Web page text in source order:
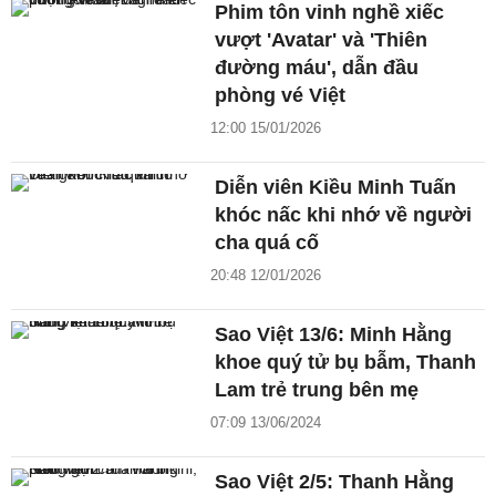
Phim tôn vinh nghề xiếc
vượt 'Avatar' và 'Thiên
đường máu', dẫn đầu
phòng vé Việt
12:00 15/01/2026
Diễn viên Kiều Minh Tuấn
khóc nấc khi nhớ về người
cha quá cố
20:48 12/01/2026
Sao Việt 13/6: Minh Hằng
khoe quý tử bụ bẫm, Thanh
Lam trẻ trung bên mẹ
07:09 13/06/2024
Sao Việt 2/5: Thanh Hằng